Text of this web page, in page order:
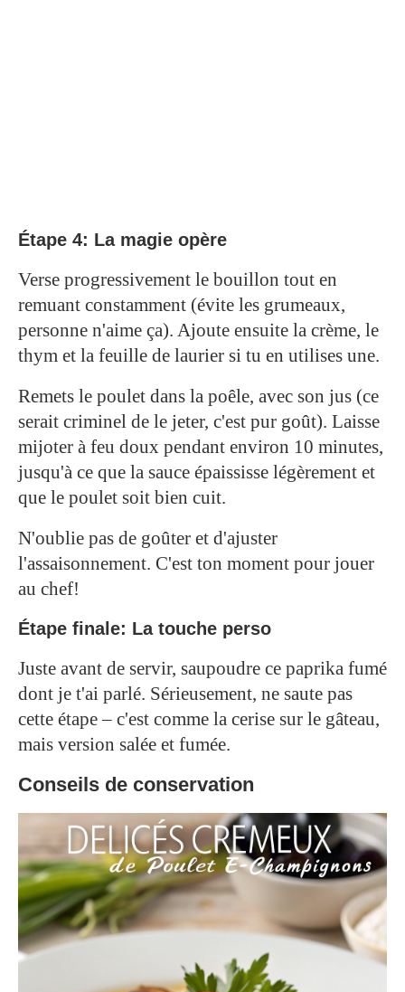
Étape 4: La magie opère
Verse progressivement le bouillon tout en
remuant constamment (évite les grumeaux,
personne n'aime ça). Ajoute ensuite la crème, le
thym et la feuille de laurier si tu en utilises une.
Remets le poulet dans la poêle, avec son jus (ce
serait criminel de le jeter, c'est pur goût). Laisse
mijoter à feu doux pendant environ 10 minutes,
jusqu'à ce que la sauce épaississe légèrement et
que le poulet soit bien cuit.
N'oublie pas de goûter et d'ajuster
l'assaisonnement. C'est ton moment pour jouer
au chef!
Étape finale: La touche perso
Juste avant de servir, saupoudre ce paprika fumé
dont je t'ai parlé. Sérieusement, ne saute pas
cette étape – c'est comme la cerise sur le gâteau,
mais version salée et fumée.
Conseils de conservation